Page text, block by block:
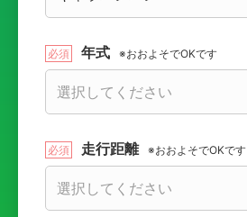
年式 ※おおよそでOKです
走行距離 ※おおよそでOKです